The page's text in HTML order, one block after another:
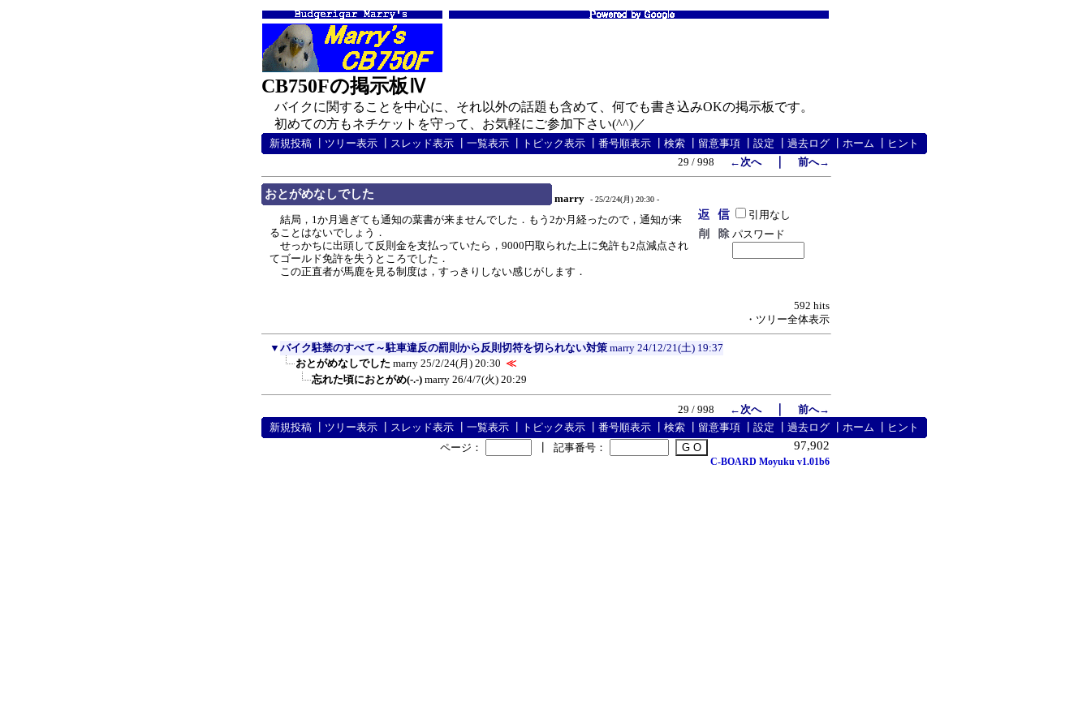
CB750Fの掲示板Ⅳ
バイクに関することを中心に、それ以外の話題も含めて、何でも書き込みOKの掲示板です。
初めての方もネチケットを守って、お気軽にご参加下さい(^^)／
新規投稿 ツリー表示 スレッド表示 一覧表示 トピック表示 番号順表示 検索 留意事項 設定 過去ログ ホーム
ヒント
29 / 998
←次へ｜ 前へ→
おとがめなしでした marry - 25/2/24(月) 20:30 -
結局，1か月過ぎても通知の葉書が来ませんでした．もう2か月経ったので，通知が来
ることはないでしょう．
せっかちに出頭して反則金を支払っていたら，9000円取られた上に免許も2点減点され
てゴールド免許を失うところでした．
この正直者が馬鹿を見る制度は，すっきりしない感じがします．
引用なし
パスワード
592 hits
・ツリー全体表示
▼ バイク駐禁のすべて～駐車違反の罰則から反則切符を切られない対策 marry 24/12/21(土) 19:37
おとがめなしでした marry 25/2/24(月) 20:30 ≪
忘れた頃におとがめ(-.-) marry 26/4/7(火) 20:29
29 / 998 ←次へ｜ 前へ→
新規投稿
ツリー表示 スレッド表示 一覧表示 トピック表示 番号順表示 検索 留意事項 設定 過去ログ ホーム ヒント
97,902
ページ： 記事番号：
C-BOARD Moyuku v1.01b6